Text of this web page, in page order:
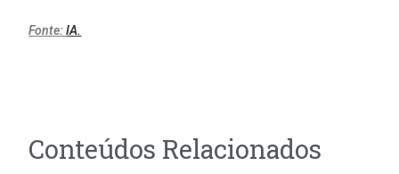
Fonte:IA.
Conteúdos Relacionados